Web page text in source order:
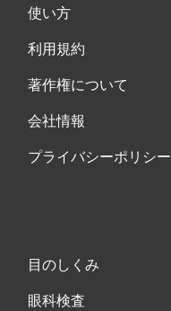
使い方
利用規約
著作権について
会社情報
プライバシーポリシー
目のしくみ
眼科検査